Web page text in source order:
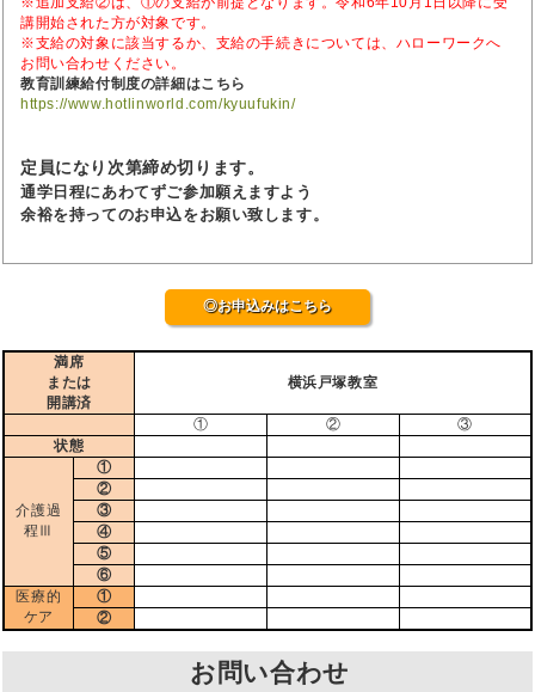
講開始された方が対象です。
※支給の対象に該当するか、支給の手続きについては、ハローワークへ
お問い合わせください。
教育訓練給付制度の詳細はこちら
https://www.hotlinworld.com/kyuufukin/
定員になり次第締め切ります。
通学日程にあわてずご参加願えますよう
余裕を持ってのお申込をお願い致します。
◎お申込みはこちら
満席
または
開講済
横浜戸塚教室
① ②
③
状態
介護過
程Ⅲ
①
②
③
④
⑤
⑥
医療的
ケア
①
②
お問い合わせ